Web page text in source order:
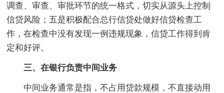
调查、审查、审批环节的统一格式，切实从源头上控制
信贷风险；五是积极配合总行信贷处做好信贷检查工
作，在检查中没有发现一例违规现象，信贷工作得到肯
定和好评。
三、在银行负责中间业务
中间业务通常是指，不占用贷款规模，不直接动用